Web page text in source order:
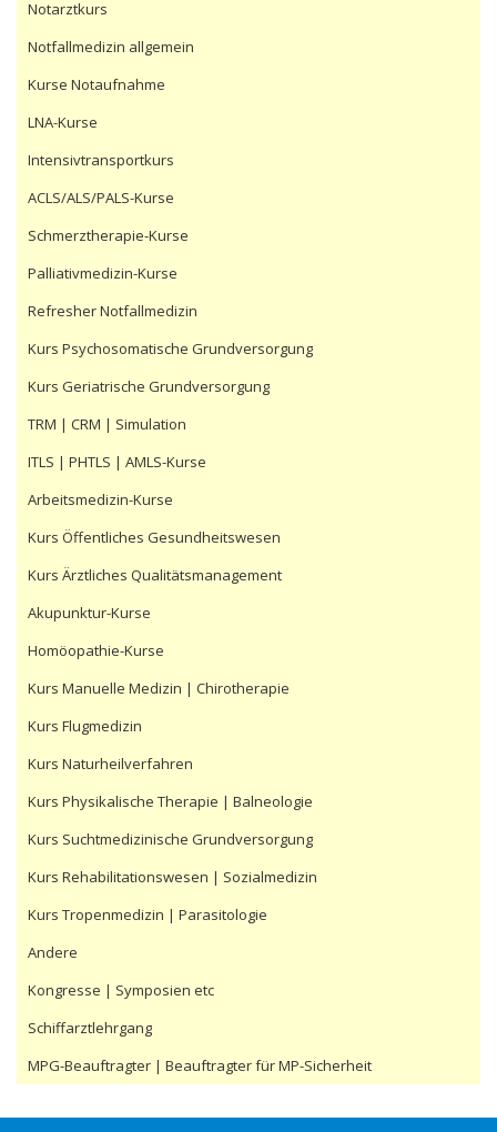
Notarztkurs
Notfallmedizin allgemein
Kurse Notaufnahme
LNA-Kurse
Intensivtransportkurs
ACLS/ALS/PALS-Kurse
Schmerztherapie-Kurse
Palliativmedizin-Kurse
Refresher Notfallmedizin
Kurs Psychosomatische Grundversorgung
Kurs Geriatrische Grundversorgung
TRM | CRM | Simulation
ITLS | PHTLS | AMLS-Kurse
Arbeitsmedizin-Kurse
Kurs Öffentliches Gesundheitswesen
Kurs Ärztliches Qualitätsmanagement
Akupunktur-Kurse
Homöopathie-Kurse
Kurs Manuelle Medizin | Chirotherapie
Kurs Flugmedizin
Kurs Naturheilverfahren
Kurs Physikalische Therapie | Balneologie
Kurs Suchtmedizinische Grundversorgung
Kurs Rehabilitationswesen | Sozialmedizin
Kurs Tropenmedizin | Parasitologie
Andere
Kongresse | Symposien etc
Schiffarztlehrgang
MPG-Beauftragter | Beauftragter für MP-Sicherheit